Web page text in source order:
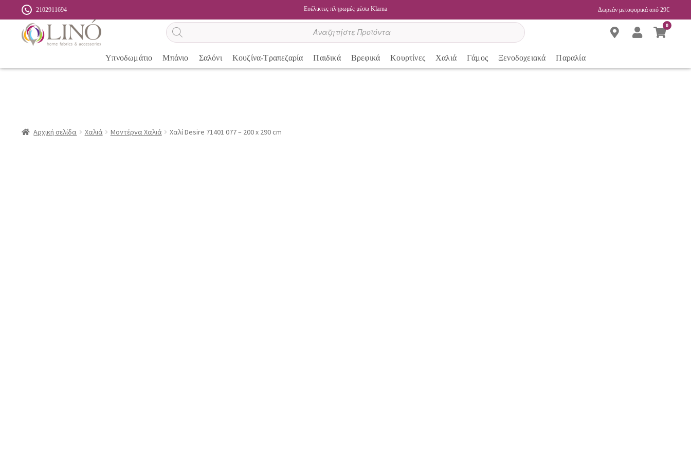
2102911694 Ευέλικτες πληρωμές μέσω Klarna Δωρεάν μεταφορικά από 29€
Αναζήτηση
προϊόντων
0
Υπνοδωμάτιο Μπάνιο Σαλόνι Κουζίνα-Τραπεζαρία Παιδικά Βρεφικά Κουρτίνες Χαλιά Γάμος Ξενοδοχειακά Παραλία
Αρχική σελίδα Χαλιά Μοντέρνα Χαλιά Χαλί Desire 71401 077 – 200 x 290 cm